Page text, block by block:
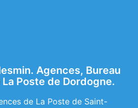
Agences, Bureau
Poste de Dordogne.
de La Poste de Saint-